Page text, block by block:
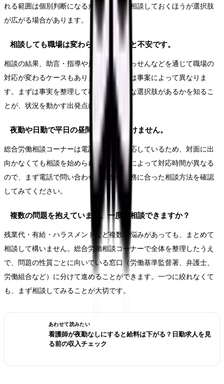
れる範囲は個別判断になるため、早めに相談しておくほうが選択肢
が広がる場合があります。
相談しても職場は変わらないのではと不安です。
相談の結果、助言・指導や是正勧告、あっせんなどを通じて職場の
対応が変わるケースもありますが、結果は事案によって異なりま
す。まずは事実を整理して相談し、どんな選択肢があるかを知るこ
とが、状況を動かす出発点になります。
夜勤や日勤で平日の昼間に相談に行けません。
総合労働相談コーナーは電話相談にも対応しているため、対面に出
向かなくても相談を始められます。窓口によって対応時間が異なる
ので、まず電話で問い合わせ、自分の勤務に合った相談方法を確認
してみてください。
複数の問題を抱えています。一度に相談できますか？
残業代・有給・ハラスメントなど複数の悩みがあっても、まとめて
相談して構いません。総合労働相談コーナーで全体を整理したうえ
で、問題の性質ごとに向いている窓口（労働基準監督署、弁護士、
労働組合など）に分けて進めることができます。一つに絞れなくて
も、まず相談してみることが大切です。
あわせて読みたい
看護師が夜勤なしにすると給料は下がる？日勤求人を見
る前の収入チェック